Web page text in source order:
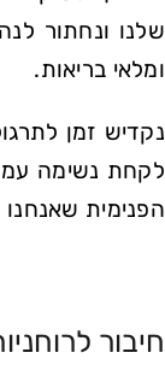
שלנו ונחתור
ומלאי בריאות.
נקדיש זמן
לקחת נשימה
הפנימית
חיבור